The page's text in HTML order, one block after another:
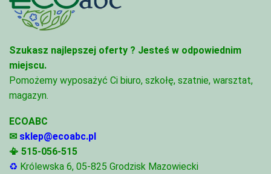
Szukasz najlepszej oferty ? Jesteś w odpowiednim
miejscu.
Pomożemy wyposażyć Ci biuro, szkołę, szatnie, warsztat,
magazyn.
ECOABC
✉ sklep@ecoabc.pl
📳 515-056-515
♻ Królewska 6, 05-825 Grodzisk Mazowiecki